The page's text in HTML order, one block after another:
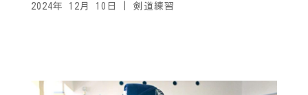
2024年 12月 10日 剣道練習